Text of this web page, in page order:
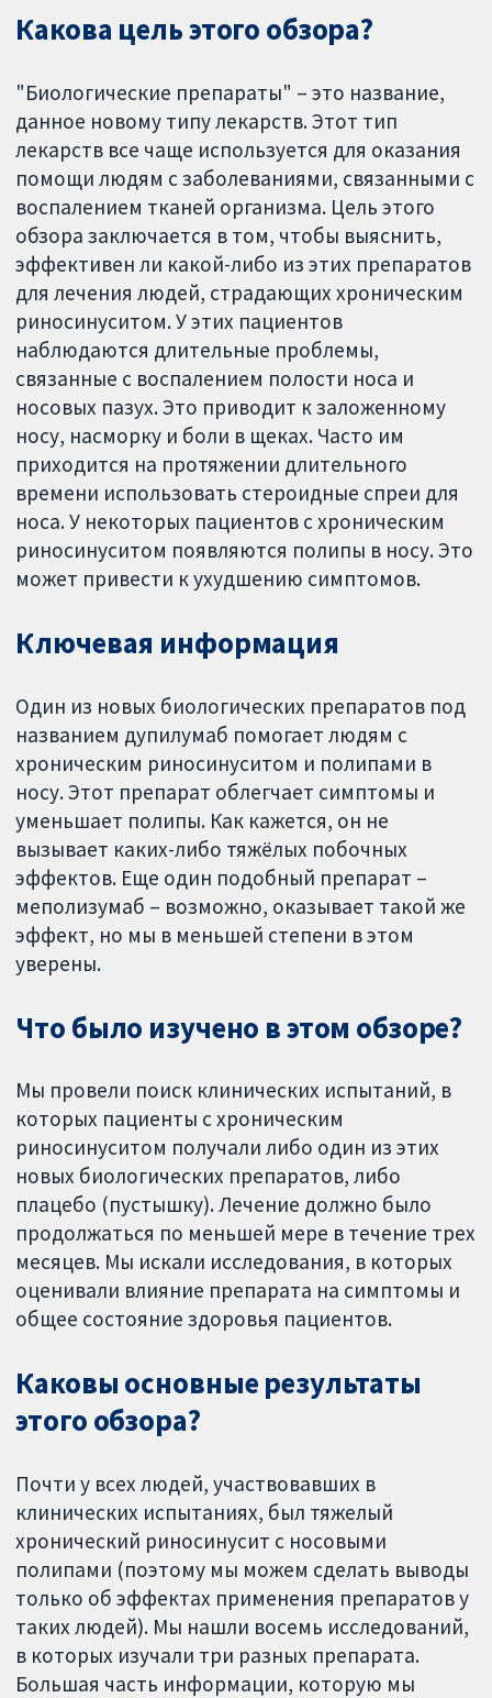
Какова цель этого обзора?
"Биологические препараты" – это название,
данное новому типу лекарств. Этот тип
лекарств все чаще используется для оказания
помощи людям с заболеваниями, связанными с
воспалением тканей организма. Цель этого
обзора заключается в том, чтобы выяснить,
эффективен ли какой-либо из этих препаратов
для лечения людей, страдающих хроническим
риносинуситом. У этих пациентов
наблюдаются длительные проблемы,
связанные с воспалением полости носа и
носовых пазух. Это приводит к заложенному
носу, насморку и боли в щеках. Часто им
приходится на протяжении длительного
времени использовать стероидные спреи для
носа. У некоторых пациентов с хроническим
риносинуситом появляются полипы в носу. Это
может привести к ухудшению симптомов.
Ключевая информация
Один из новых биологических препаратов под
названием дупилумаб помогает людям с
хроническим риносинуситом и полипами в
носу. Этот препарат облегчает симптомы и
уменьшает полипы. Как кажется, он не
вызывает каких-либо тяжёлых побочных
эффектов. Еще один подобный препарат –
меполизумаб – возможно, оказывает такой же
эффект, но мы в меньшей степени в этом
уверены.
Что было изучено в этом обзоре?
Мы провели поиск клинических испытаний, в
которых пациенты с хроническим
риносинуситом получали либо один из этих
новых биологических препаратов, либо
плацебо (пустышку). Лечение должно было
продолжаться по меньшей мере в течение трех
месяцев. Мы искали исследования, в которых
оценивали влияние препарата на симптомы и
общее состояние здоровья пациентов.
Каковы основные результаты
этого обзора?
Почти у всех людей, участвовавших в
клинических испытаниях, был тяжелый
хронический риносинусит с носовыми
полипами (поэтому мы можем сделать выводы
только об эффектах применения препаратов у
таких людей). Мы нашли восемь исследований,
в которых изучали три разных препарата.
Большая часть информации, которую мы